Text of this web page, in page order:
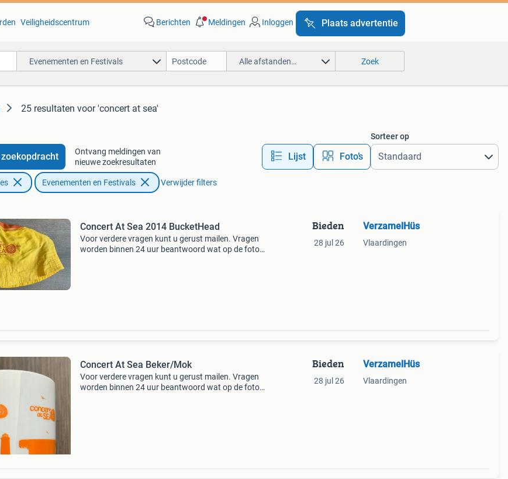
Veiligheidscentrum Berichten Meldingen Inloggen Plaats advertentie
Evenementen en Festivals Alle afstanden… Zoek
25 resultaten voor 'concert at sea'
Ontvang meldingen van
nieuwe zoekresultaten
Lijst Foto’s
Sorteer op
Evenementen en Festivals Verwijder filters
Concert At Sea 2014 BucketHead
Voor verdere vragen kunt u gerust mailen. Vragen
worden binnen 24 uur beantwoord wat op de foto
Bieden
28 jul 26
VerzamelHüs
Vlaardingen
Concert At Sea Beker/Mok
Voor verdere vragen kunt u gerust mailen. Vragen
worden binnen 24 uur beantwoord wat op de foto
Bieden
28 jul 26
VerzamelHüs
Vlaardingen